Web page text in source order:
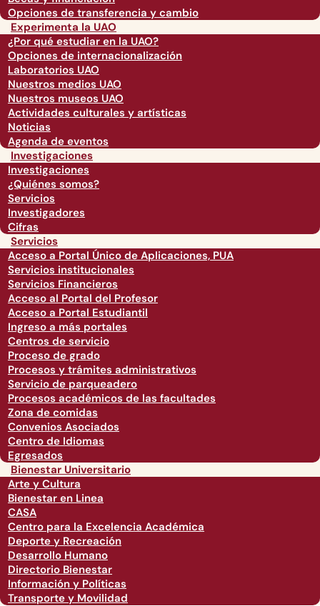
Opciones de transferencia y cambio
Experimenta la UAO
¿Por qué estudiar en la UAO?
Opciones de internacionalización
Laboratorios UAO
Nuestros medios UAO
Nuestros museos UAO
Actividades culturales y artísticas
Noticias
Agenda de eventos
Investigaciones
Investigaciones
¿Quiénes somos?
Servicios
Investigadores
Cifras
Servicios
Acceso a Portal Único de Aplicaciones, PUA
Servicios institucionales
Servicios Financieros
Acceso al Portal del Profesor
Acceso a Portal Estudiantil
Ingreso a más portales
Centros de servicio
Proceso de grado
Procesos y trámites administrativos
Servicio de parqueadero
Procesos académicos de las facultades
Zona de comidas
Convenios Asociados
Centro de Idiomas
Egresados
Bienestar Universitario
Arte y Cultura
Bienestar en Linea
CASA
Centro para la Excelencia Académica
Deporte y Recreación
Desarrollo Humano
Directorio Bienestar
Información y Políticas
Transporte y Movilidad